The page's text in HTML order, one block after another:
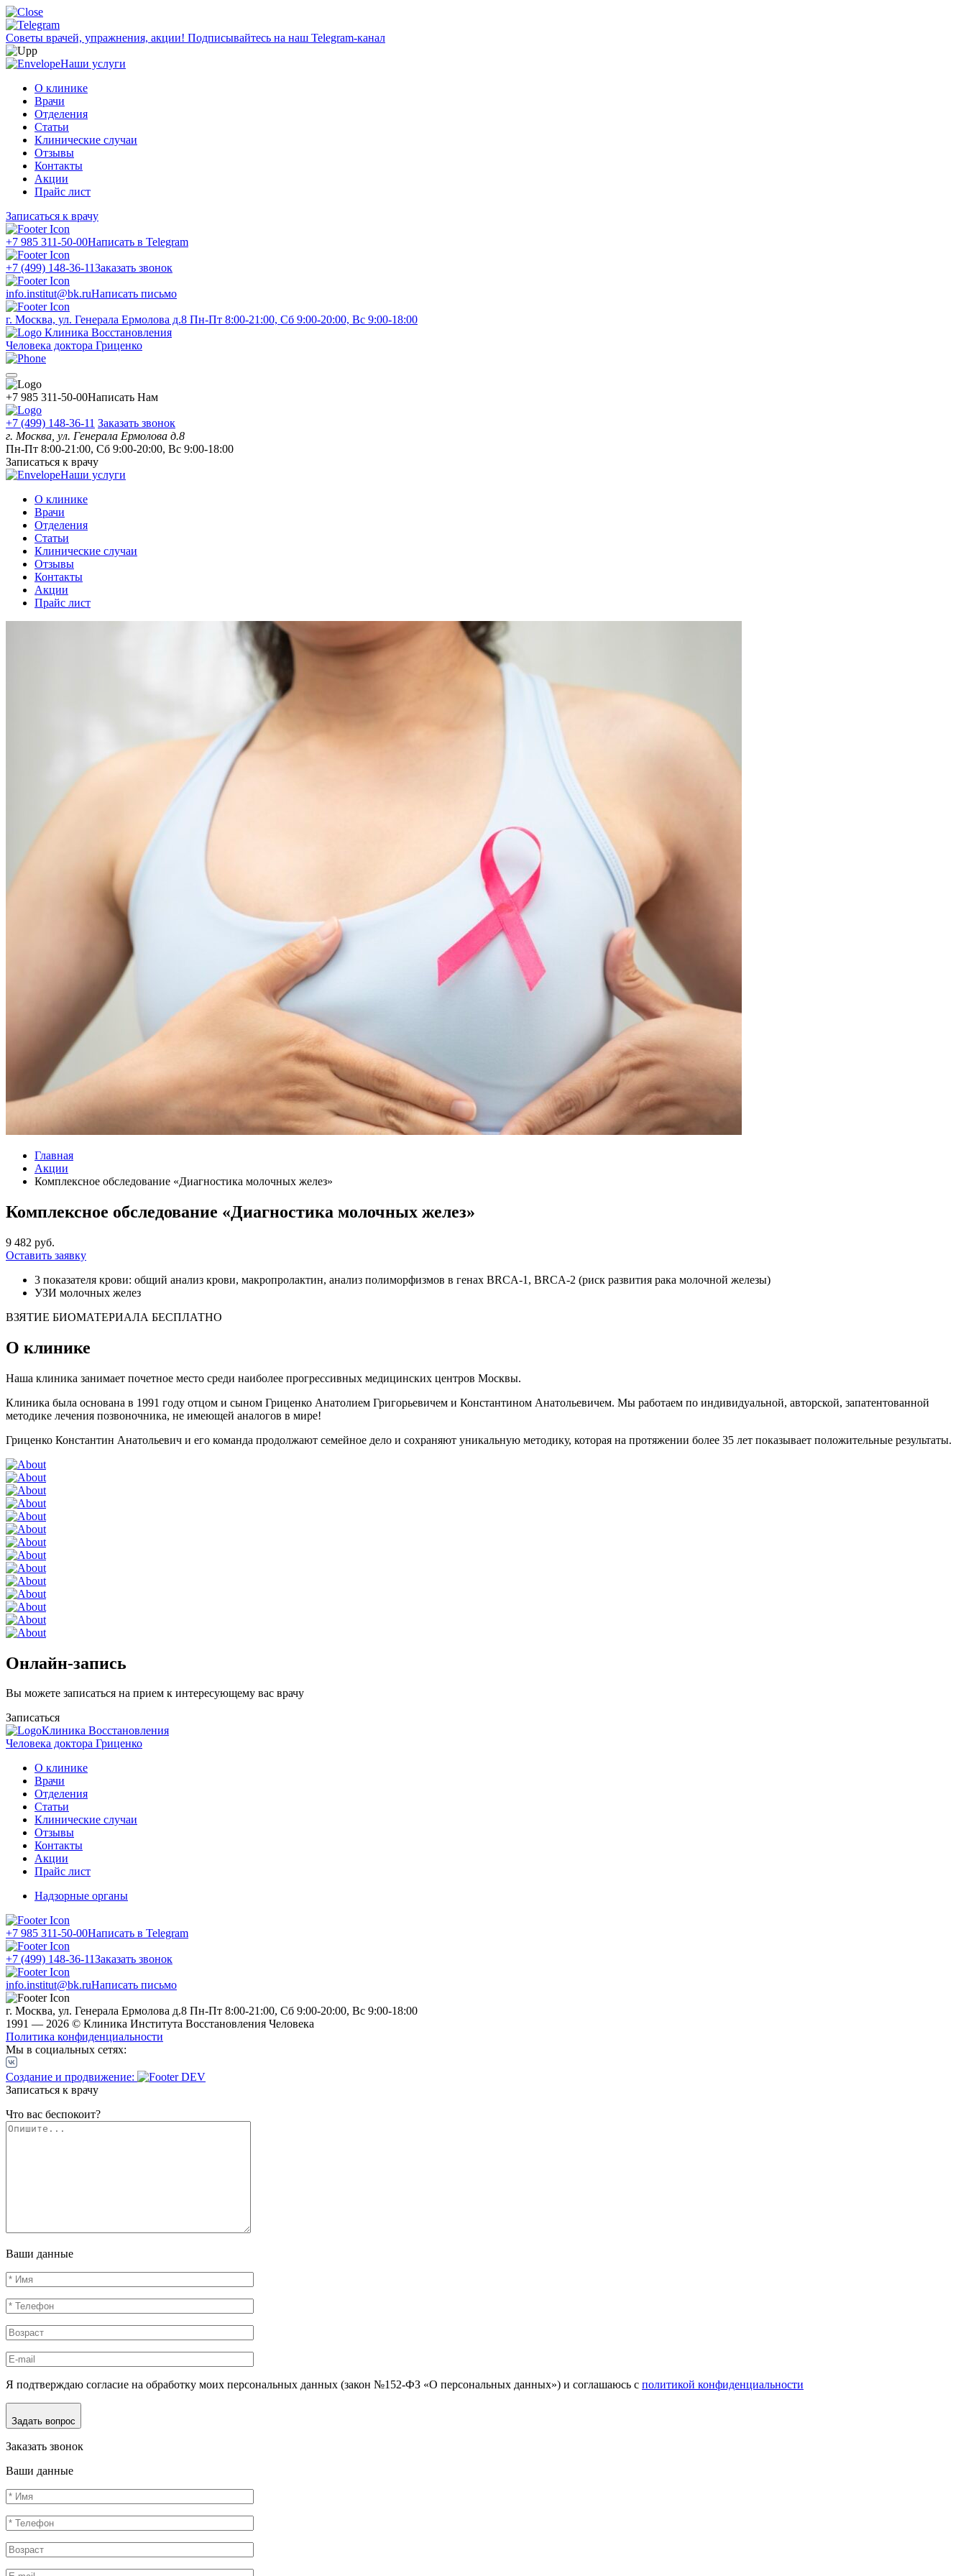
Советы врачей, упражнения, акции! Подписывайтесь на наш Telegram-канал
Наши услуги
О клинике
Врачи
Отделения
Статьи
Клинические случаи
Отзывы
Контакты
Акции
Прайс лист
Записаться к врачу
+7 985 311-50-00Написать в Telegram
+7 (499) 148-36-11Заказать звонок
info.institut@bk.ruНаписать письмо
г. Москва, ул. Генерала Ермолова д.8 Пн-Пт 8:00-21:00, Сб 9:00-20:00, Вс 9:00-18:00
Клиника Восстановления
Человека доктора Гриценко
+7 985 311-50-00Написать Нам
+7 (499) 148-36-11 Заказать звонок
г. Москва, ул. Генерала Ермолова д.8
Пн-Пт 8:00-21:00, Сб 9:00-20:00, Вс 9:00-18:00
Записаться к врачу
Наши услуги
О клинике
Врачи
Отделения
Статьи
Клинические случаи
Отзывы
Контакты
Акции
Прайс лист
Главная
Акции
Комплексное обследование «Диагностика молочных желез»
Комплексное обследование «Диагностика молочных желез»
9 482 руб.
Оставить заявку
3 показателя крови: общий анализ крови, макропролактин, анализ полиморфизмов в генах BRCA-1, BRCA-2 (риск развития рака молочной железы)
УЗИ молочных желез
ВЗЯТИЕ БИОМАТЕРИАЛА БЕСПЛАТНО
О клинике
Наша клиника занимает почетное место среди наиболее прогрессивных медицинских центров Москвы.
Клиника была основана в 1991 году отцом и сыном Гриценко Анатолием Григорьевичем и Константином Анатольевичем. Мы работаем по индивидуальной, авторской, запатентованной
методике лечения позвоночника, не имеющей аналогов в мире!
Гриценко Константин Анатольевич и его команда продолжают семейное дело и сохраняют уникальную методику, которая на протяжении более 35 лет показывает положительные результаты.
Онлайн-запись
Вы можете записаться на прием к интересующему вас врачу
Записаться
Клиника Восстановления
Человека доктора Гриценко
О клинике
Врачи
Отделения
Статьи
Клинические случаи
Отзывы
Контакты
Акции
Прайс лист
Надзорные органы
+7 985 311-50-00Написать в Telegram
+7 (499) 148-36-11Заказать звонок
info.institut@bk.ruНаписать письмо
г. Москва, ул. Генерала Ермолова д.8 Пн-Пт 8:00-21:00, Сб 9:00-20:00, Вс 9:00-18:00
1991 — 2026 © Клиника Института Восстановления Человека
Политика конфиденциальности
Мы в социальных сетях:
Создание и продвижение:
Записаться к врачу
Что вас беспокоит?
Ваши данные
Я подтверждаю согласие на обработку моих персональных данных (закон №152-ФЗ «О персональных данных») и соглашаюсь с политикой конфиденциальности
Задать вопрос
Заказать звонок
Ваши данные